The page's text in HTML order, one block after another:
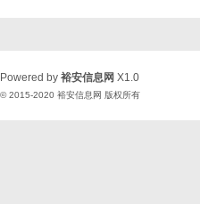
Powered by 裕安信息网 X1.0
© 2015-2020 裕安信息网 版权所有